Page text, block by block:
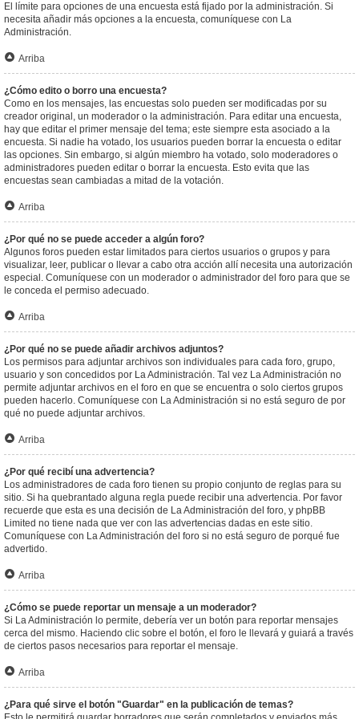
El límite para opciones de una encuesta está fijado por la administración. Si
necesita añadir más opciones a la encuesta, comuníquese con La
Administración.
Arriba
¿Cómo edito o borro una encuesta?
Como en los mensajes, las encuestas solo pueden ser modificadas por su
creador original, un moderador o la administración. Para editar una encuesta,
hay que editar el primer mensaje del tema; este siempre esta asociado a la
encuesta. Si nadie ha votado, los usuarios pueden borrar la encuesta o editar
las opciones. Sin embargo, si algún miembro ha votado, solo moderadores o
administradores pueden editar o borrar la encuesta. Esto evita que las
encuestas sean cambiadas a mitad de la votación.
Arriba
¿Por qué no se puede acceder a algún foro?
Algunos foros pueden estar limitados para ciertos usuarios o grupos y para
visualizar, leer, publicar o llevar a cabo otra acción allí necesita una autorización
especial. Comuníquese con un moderador o administrador del foro para que se
le conceda el permiso adecuado.
Arriba
¿Por qué no se puede añadir archivos adjuntos?
Los permisos para adjuntar archivos son individuales para cada foro, grupo,
usuario y son concedidos por La Administración. Tal vez La Administración no
permite adjuntar archivos en el foro en que se encuentra o solo ciertos grupos
pueden hacerlo. Comuníquese con La Administración si no está seguro de por
qué no puede adjuntar archivos.
Arriba
¿Por qué recibí una advertencia?
Los administradores de cada foro tienen su propio conjunto de reglas para su
sitio. Si ha quebrantado alguna regla puede recibir una advertencia. Por favor
recuerde que esta es una decisión de La Administración del foro, y phpBB
Limited no tiene nada que ver con las advertencias dadas en este sitio.
Comuníquese con La Administración del foro si no está seguro de porqué fue
advertido.
Arriba
¿Cómo se puede reportar un mensaje a un moderador?
Si La Administración lo permite, debería ver un botón para reportar mensajes
cerca del mismo. Haciendo clic sobre el botón, el foro le llevará y guiará a través
de ciertos pasos necesarios para reportar el mensaje.
Arriba
¿Para qué sirve el botón "Guardar" en la publicación de temas?